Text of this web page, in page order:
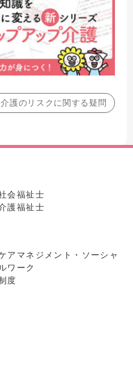
護のリスクに関する疑問
会福祉士
護福祉士
アマネジメント・ソーシャ
ワーク
度